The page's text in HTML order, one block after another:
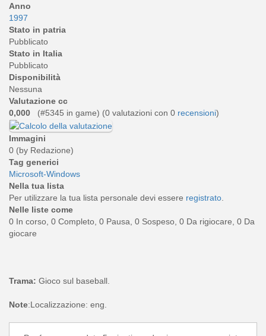
Anno
1997
Stato in patria
Pubblicato
Stato in Italia
Pubblicato
Disponibilità
Nessuna
Valutazione cc
0,000
(#5345 in game) (0 valutazioni con 0 recensioni)
Immagini
0 (by Redazione)
Tag generici
Microsoft-Windows
Nella tua lista
Per utilizzare la tua lista personale devi essere registrato
Nelle liste come
0 In corso, 0 Completo, 0 Pausa, 0 Sospeso, 0 Da rigiocare, 0 Da
giocare
Trama: Gioco sul baseball.
Note:Localizzazione: eng.